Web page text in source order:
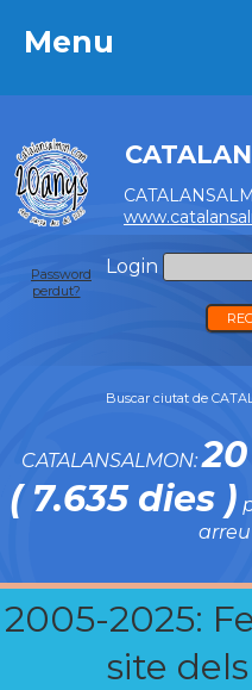
Menu
Login
Password
perdut?
Buscar ciutat de
CATALANSALMON:20
( 7.635 dies )
2005-2025:
site
Menu